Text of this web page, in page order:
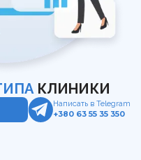
КЛИНИКИ
Написать в Telegram
+380 63 55 35 350